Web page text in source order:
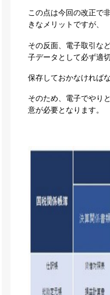
この点は今回の改正で
きなメリットですが、
その反面、電子取引な
子データとして必ず適
保存しておかなければ
そのため、電子でやり
意が必要となります。